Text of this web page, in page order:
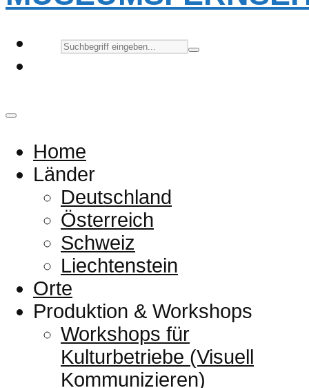
Home
Länder
Deutschland
Österreich
Schweiz
Liechtenstein
Orte
Produktion & Workshops
Workshops für
Kulturbetriebe (Visuell
Kommunizieren)